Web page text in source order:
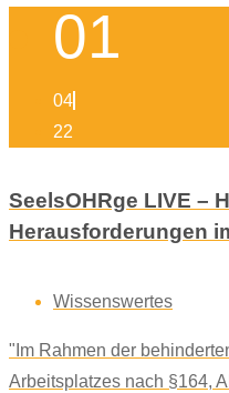
01
04
22
SeelsOHRge LIVE –
Herausforderungen
Wissenswertes
"Im Rahmen der
Arbeitsplatzes nach §164,